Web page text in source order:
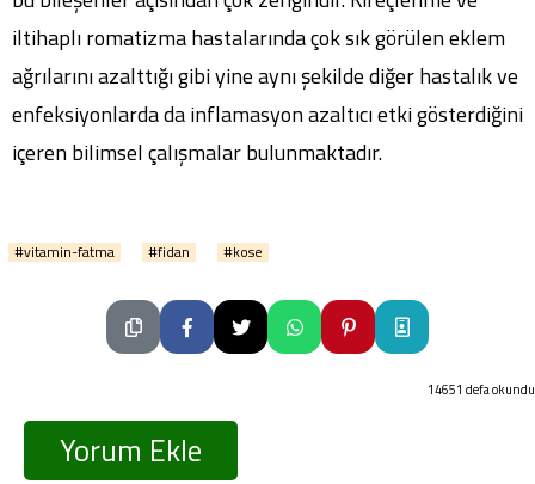
iltihaplı romatizma hastalarında çok sık görülen eklem
ağrılarını azalttığı gibi yine aynı şekilde diğer hastalık ve
enfeksiyonlarda da inflamasyon azaltıcı etki gösterdiğini
içeren bilimsel çalışmalar bulunmaktadır.
#vitamin-fatma #fidan #kose
14651 defa okundu
Yorum Ekle